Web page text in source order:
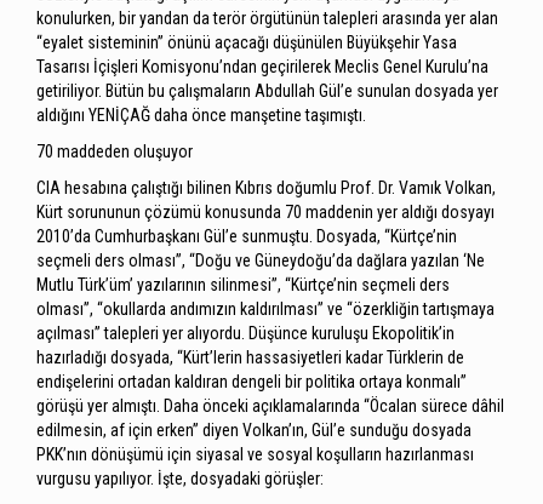
konulurken, bir yandan da terör örgütünün talepleri arasında yer alan
“eyalet sisteminin” önünü açacağı düşünülen Büyükşehir Yasa
Tasarısı İçişleri Komisyonu’ndan geçirilerek Meclis Genel Kurulu’na
getiriliyor. Bütün bu çalışmaların Abdullah Gül’e sunulan dosyada yer
aldığını YENİÇAĞ daha önce manşetine taşımıştı.
70 maddeden oluşuyor
CIA hesabına çalıştığı bilinen Kıbrıs doğumlu Prof. Dr. Vamık Volkan,
Kürt sorununun çözümü konusunda 70 maddenin yer aldığı dosyayı
2010’da Cumhurbaşkanı Gül’e sunmuştu. Dosyada, “Kürtçe’nin
seçmeli ders olması”, “Doğu ve Güneydoğu’da dağlara yazılan ‘Ne
Mutlu Türk’üm’ yazılarının silinmesi”, “Kürtçe’nin seçmeli ders
olması”, “okullarda andımızın kaldırılması” ve “özerkliğin tartışmaya
açılması” talepleri yer alıyordu. Düşünce kuruluşu Ekopolitik’in
hazırladığı dosyada, “Kürt’lerin hassasiyetleri kadar Türklerin de
endişelerini ortadan kaldıran dengeli bir politika ortaya konmalı”
görüşü yer almıştı. Daha önceki açıklamalarında “Öcalan sürece dâhil
edilmesin, af için erken” diyen Volkan’ın, Gül’e sunduğu dosyada
PKK’nın dönüşümü için siyasal ve sosyal koşulların hazırlanması
vurgusu yapılıyor. İşte, dosyadaki görüşler: